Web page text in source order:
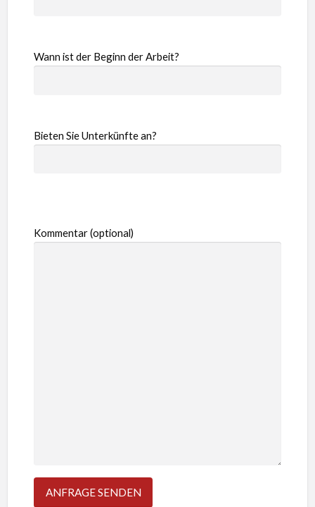
Wann ist der Beginn der Arbeit?
Bieten Sie Unterkünfte an?
Kommentar (optional)